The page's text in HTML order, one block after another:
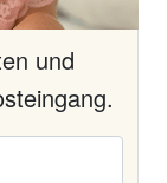
und